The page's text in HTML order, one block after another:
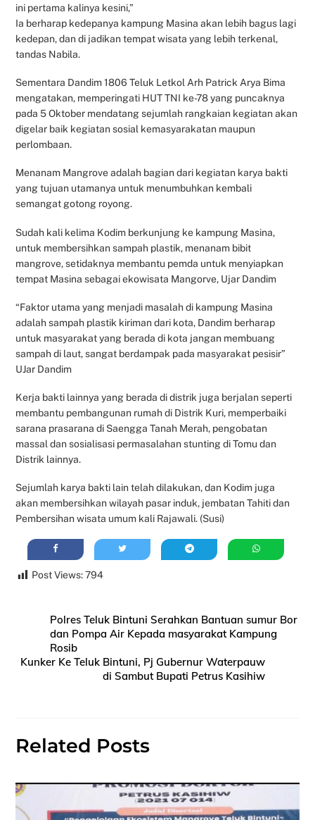
ini pertama kalinya kesini,”
Ia berharap kedepanya kampung Masina akan lebih bagus lagi
kedepan, dan di jadikan tempat wisata yang lebih terkenal,
tandas Nabila.
Sementara Dandim 1806 Teluk Letkol Arh Patrick Arya Bima
mengatakan, memperingati HUT TNI ke-78 yang puncaknya
pada 5 Oktober mendatang sejumlah rangkaian kegiatan akan
digelar baik kegiatan sosial kemasyarakatan maupun
perlombaan.
Menanam Mangrove adalah bagian dari kegiatan karya bakti
yang tujuan utamanya untuk menumbuhkan kembali
semangat gotong royong.
Sudah kali kelima Kodim berkunjung ke kampung Masina,
untuk membersihkan sampah plastik, menanam bibit
mangrove, setidaknya membantu pemda untuk menyiapkan
tempat Masina sebagai ekowisata Mangorve, Ujar Dandim
“Faktor utama yang menjadi masalah di kampung Masina
adalah sampah plastik kiriman dari kota, Dandim berharap
untuk masyarakat yang berada di kota jangan membuang
sampah di laut, sangat berdampak pada masyarakat pesisir”
UJar Dandim
Kerja bakti lainnya yang berada di distrik juga berjalan seperti
membantu pembangunan rumah di Distrik Kuri, memperbaiki
sarana prasarana di Saengga Tanah Merah, pengobatan
massal dan sosialisasi permasalahan stunting di Tomu dan
Distrik lainnya.
Sejumlah karya bakti lain telah dilakukan, dan Kodim juga
akan membersihkan wilayah pasar induk, jembatan Tahiti dan
Pembersihan wisata umum kali Rajawali. (Susi)
Post Views: 794
Polres Teluk Bintuni Serahkan Bantuan sumur Bor
dan Pompa Air Kepada masyarakat Kampung
Rosib
Kunker Ke Teluk Bintuni, Pj Gubernur Waterpauw
di Sambut Bupati Petrus Kasihiw
Related Posts